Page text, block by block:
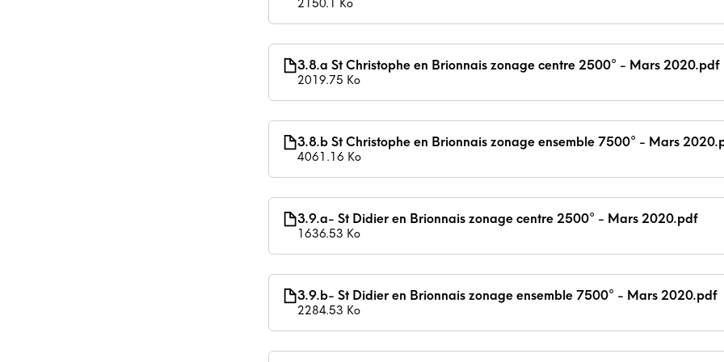
2150.1 Ko
3.8.a St Christophe en Brionnais zonage centre 2500° - Mars 2020.pdf
2019.75 Ko
3.8.b St Christophe en Brionnais zonage ensemble 7500° - Mars
4061.16 Ko
3.9.a- St Didier en Brionnais zonage centre 2500° - Mars 2020.pdf
1636.53 Ko
3.9.b- St Didier en Brionnais zonage ensemble 7500° - Mars 2020.pdf
2284.53 Ko